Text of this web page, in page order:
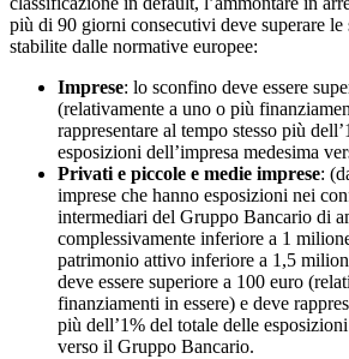
più di 90 giorni consecutivi deve superare
stabilite dalle normative europee:
Imprese: lo sconfino deve essere
(relativamente a uno o più
rappresentare al tempo stesso più
esposizioni dell’impresa medesima
Privati e piccole e medie imprese:
imprese che hanno esposizioni nei
intermediari del Gruppo Bancario di
complessivamente inferiore a 1
patrimonio attivo inferiore a 1,5
deve essere superiore a 100 euro
finanziamenti in essere) e deve
più dell’1% del totale delle
verso il Gruppo Bancario.